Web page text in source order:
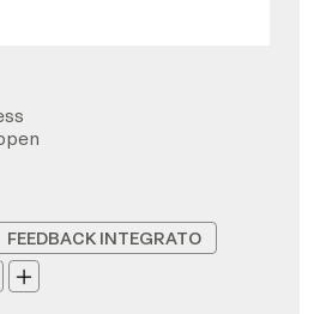
FEEDBACK INTEGRATO